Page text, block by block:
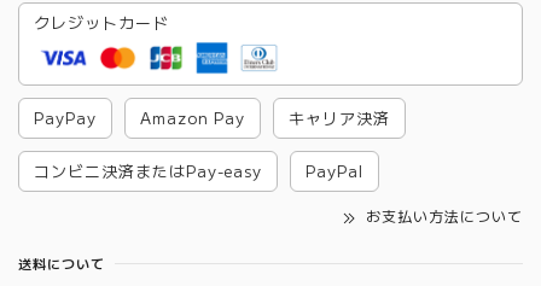
クレジットカード
PayPay Amazon Pay キャリア決済
コンビニ決済またはPay-easy PayPal
お支払い方法について
送料について